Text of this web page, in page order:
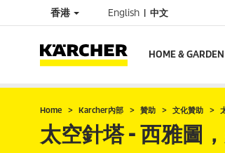
香港 English 中文
HOME & GARDEN
Home Karcher內部 贊助 文化贊助
太空針塔 - 西雅圖